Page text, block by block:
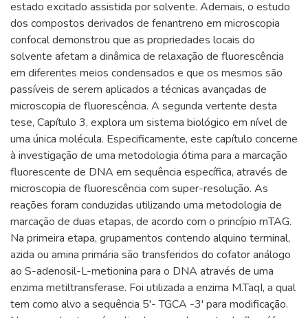
estado excitado assistida por solvente. Ademais, o estudo
dos compostos derivados de fenantreno em microscopia
confocal demonstrou que as propriedades locais do
solvente afetam a dinâmica de relaxação de fluorescência
em diferentes meios condensados e que os mesmos são
passíveis de serem aplicados a técnicas avançadas de
microscopia de fluorescência. A segunda vertente desta
tese, Capítulo 3, explora um sistema biológico em nível de
uma única molécula. Especificamente, este capítulo concerne
à investigação de uma metodologia ótima para a marcação
fluorescente de DNA em sequência específica, através de
microscopia de fluorescência com super-resolução. As
reações foram conduzidas utilizando uma metodologia de
marcação de duas etapas, de acordo com o princípio mTAG.
Na primeira etapa, grupamentos contendo alquino terminal,
azida ou amina primária são transferidos do cofator análogo
ao S-adenosil-L-metionina para o DNA através de uma
enzima metiltransferase. Foi utilizada a enzima M.TaqI, a qual
tem como alvo a sequência 5'- TGCA -3' para modificação.